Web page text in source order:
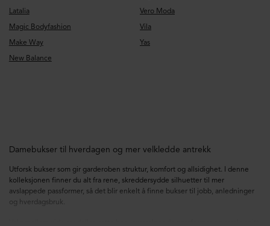
Latalia
Magic Bodyfashion
Make Way
New Balance
Vero Moda
Vila
Yas
Damebukser til hverdagen og mer velkledde antrekk
Utforsk bukser som gir garderoben struktur, komfort og allsidighet. I denne
kolleksjonen finner du alt fra rene, skreddersydde silhuetter til mer
avslappede passformer, så det blir enkelt å finne bukser til jobb, anledninger
og hverdagsbruk.